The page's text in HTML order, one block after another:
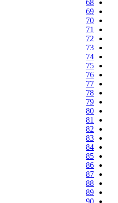
68
69
70
71
72
73
74
75
76
77
78
79
80
81
82
83
84
85
86
87
88
89
90